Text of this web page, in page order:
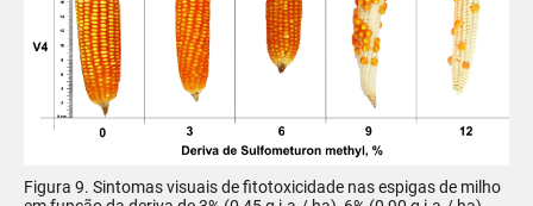
Figura 9. Sintomas visuais de fitotoxicidade nas espigas de milho